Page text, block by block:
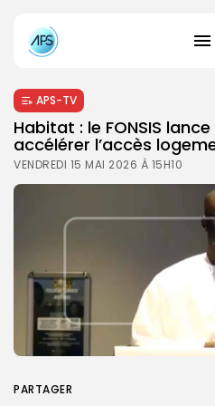
APS-TV
Habitat : le FONSIS
accélérer l’accès
VENDREDI 15 MAI 2026 À 15H10
PARTAGER